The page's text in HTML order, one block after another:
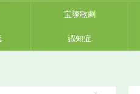
宝塚歌劇
認知症